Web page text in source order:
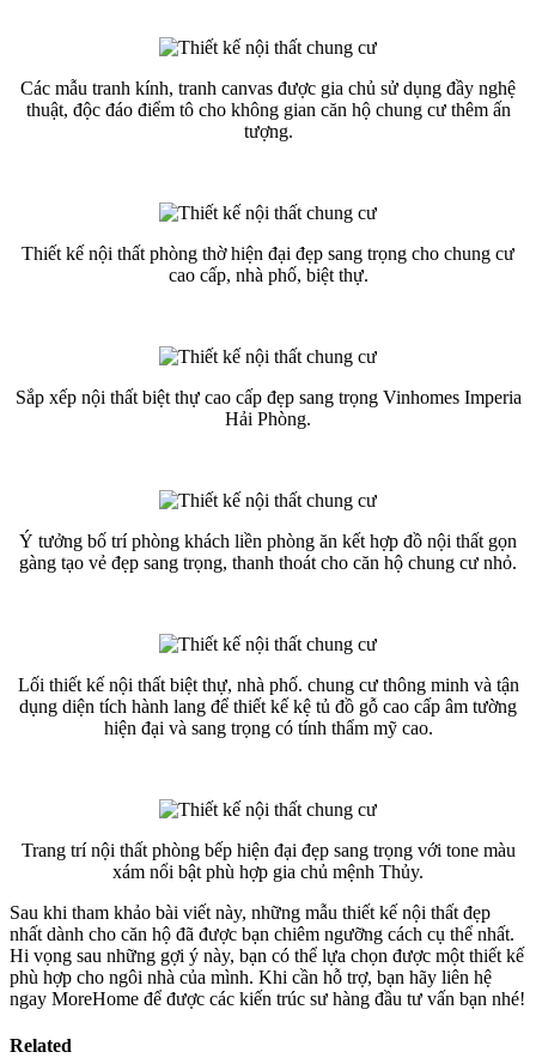
Các mẫu tranh kính, tranh canvas được gia chủ sử dụng đầy nghệ
thuật, độc đáo điểm tô cho không gian căn hộ chung cư thêm ấn
tượng.
Thiết kế nội thất phòng thờ hiện đại đẹp sang trọng cho chung cư
cao cấp, nhà phố, biệt thự.
Sắp xếp nội thất biệt thự cao cấp đẹp sang trọng Vinhomes Imperia
Hải Phòng.
Ý tưởng bố trí phòng khách liền phòng ăn kết hợp đồ nội thất gọn
gàng tạo vẻ đẹp sang trọng, thanh thoát cho căn hộ chung cư nhỏ.
Lối thiết kế nội thất biệt thự, nhà phố. chung cư thông minh và tận
dụng diện tích hành lang để thiết kế kệ tủ đồ gỗ cao cấp âm tường
hiện đại và sang trọng có tính thẩm mỹ cao.
Trang trí nội thất phòng bếp hiện đại đẹp sang trọng với tone màu
xám nổi bật phù hợp gia chủ mệnh Thủy.
Sau khi tham khảo bài viết này, những mẫu thiết kế nội thất đẹp
nhất dành cho căn hộ đã được bạn chiêm ngưỡng cách cụ thể nhất.
Hi vọng sau những gợi ý này, bạn có thể lựa chọn được một thiết kế
phù hợp cho ngôi nhà của mình. Khi cần hỗ trợ, bạn hãy liên hệ
ngay MoreHome để được các kiến trúc sư hàng đầu tư vấn bạn nhé!
Related